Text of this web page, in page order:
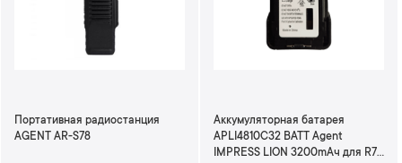
Портативная радиостанция
AGENT AR-S78
Аккумуляторная батарея
APLI4810C32 BATT Agent
IMPRESS LION 3200mAч для R7